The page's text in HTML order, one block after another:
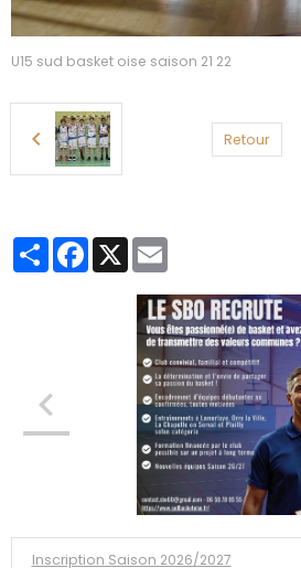
U15 sud basket oise saison 21 22
Retour
PartagerFacebook
X
Inscription Saison 2026/2027